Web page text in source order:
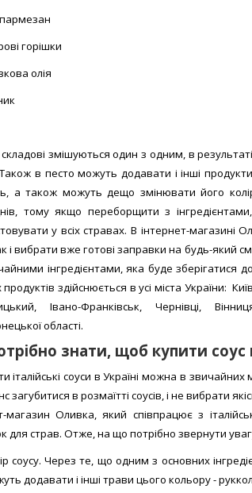
горішки
олія
складові змішуються один з одним, в
в песто можуть додавати і інші
а також можуть дещо змінювати його
тому якщо переборщити з
у всіх стравах. В інтернет-магазині
і вибрати вже готові заправки на будь-який
інгредієнтами, яка буде зберігатися
здійснюється в усі міста України:
Івано-Франківськ, Чернівці,
області.
знати, щоб купити соус
італійські соуси в Україні можна в
загубитися в розмаїтті соусів, і не вибрати
магазин Оливка, який співпрацює з
для страв. Отже, на що потрібно звернути
соусу. Через те, що одним з основних
додавати і інші трави цього кольору -